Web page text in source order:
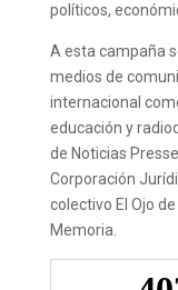
políticos,
A esta campaña
medios de
internacional
educación y
de Noticias
Corporación
colectivo El Ojo
Memoria.